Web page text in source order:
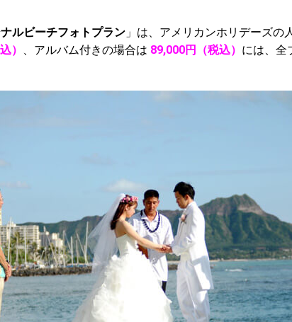
ルビーチフォトプラン」は、アメリカンホリデーズの
） 、アルバム付きの場合は 89,000円（税込） には、全